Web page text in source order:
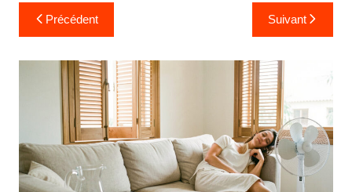
Navigation
de
l’article
Précédent Suivant